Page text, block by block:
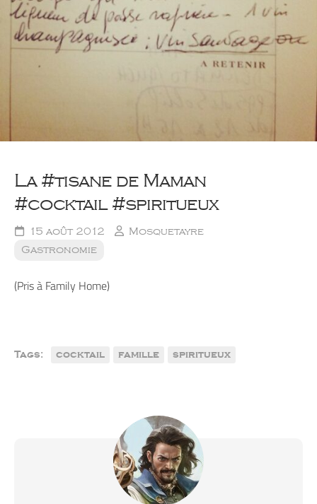
La #tisane de Maman
#cocktail #spiritueux
15 août 2012
Mosquetayre
Gastronomie
(Pris à Family Home)
Tags: cocktail famille spiritueux